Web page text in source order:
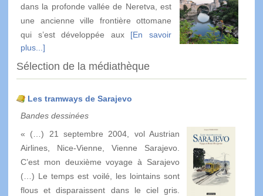
dans la profonde vallée de Neretva, est
une ancienne ville frontière ottomane
qui s’est développée aux [En savoir
plus...]
Sélection de la médiathèque
Les tramways de Sarajevo
Bandes dessinées
« (…) 21 septembre 2004, vol Austrian
Airlines, Nice-Vienne, Vienne Sarajevo.
C’est mon deuxième voyage à Sarajevo
(…) Le temps est voilé, les lointains sont
flous et disparaissent dans le ciel gris.